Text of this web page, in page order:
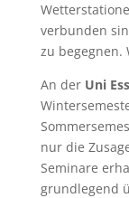
verbunden
zu begegnen.
An der Uni
nur die
Seminare
grundlegend